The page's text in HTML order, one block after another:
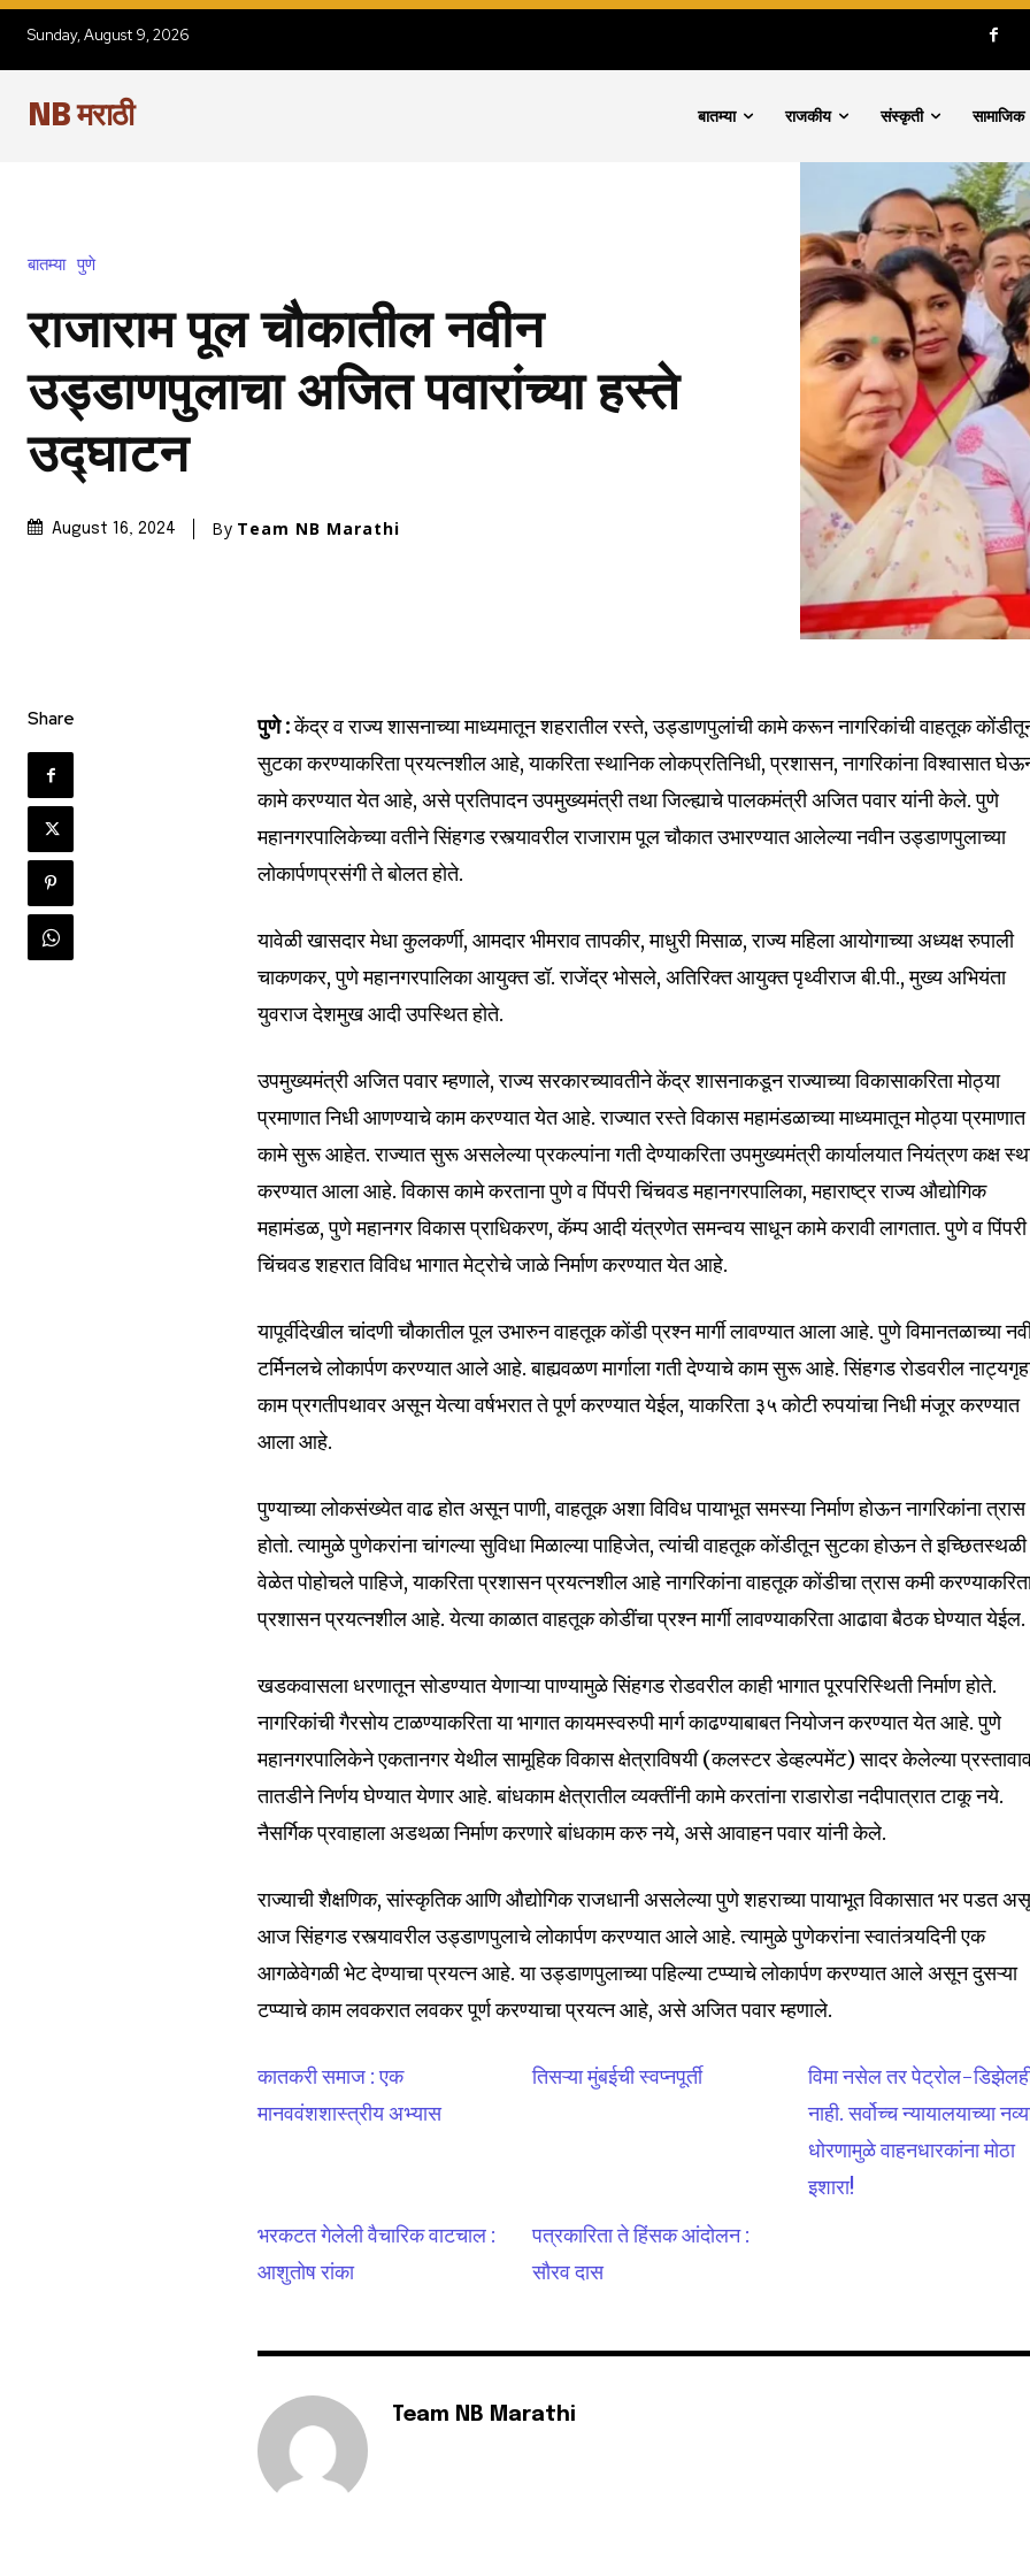
Join our community of
of the conversation.
To subscribe, simply enter your email address on our website or click
the subscribe button below. Don't worry, we respect your privacy and
won't spam your inbox. Your information is safe with us.
6,300
Fans Followers
Sunday, August 9, 2026
NB मराठी बातम्या राजकीय संस्कृती सामाजिक
बातम्या पुणे
राजाराम पूल चौकातील नवीन
उड्डाणपुलाचा अजित पवारांच्या हस्ते
उद्घाटन
August 16, 2024 By Team NB Marathi
Share पुणे :केंद्र व राज्य शासनाच्या माध्यमातून शहरातील रस्ते, उड्डाणपुलांची कामे करून नागरिकांची वाहतूक
सुटका करण्याकरिता प्रयत्नशील आहे, याकरिता स्थानिक लोकप्रतिनिधी, प्रशासन, नागरिकांना विश्वासात
कामे करण्यात येत आहे, असे प्रतिपादन उपमुख्यमंत्री तथा जिल्ह्याचे पालकमंत्री अजित पवार यांनी केले. पुणे
महानगरपालिकेच्या वतीने सिंहगड रस्त्यावरील राजाराम पूल चौकात उभारण्यात आलेल्या नवीन उड्डाणपुलाच्या
लोकार्पणप्रसंगी ते बोलत होते.
यावेळी खासदार मेधा कुलकर्णी, आमदार भीमराव तापकीर, माधुरी मिसाळ, राज्य महिला आयोगाच्या अध्यक्ष रुपाली
चाकणकर, पुणे महानगरपालिका आयुक्त डॉ. राजेंद्र भोसले, अतिरिक्त आयुक्त पृथ्वीराज बी.पी., मुख्य अभियंता
युवराज देशमुख आदी उपस्थित होते.
उपमुख्यमंत्री अजित पवार म्हणाले, राज्य सरकारच्यावतीने केंद्र शासनाकडून राज्याच्या विकासाकरिता मोठ्या
प्रमाणात निधी आणण्याचे काम करण्यात येत आहे. राज्यात रस्ते विकास महामंडळाच्या माध्यमातून मोठ्या प्रमाणात
कामे सुरू आहेत. राज्यात सुरू असलेल्या प्रकल्पांना गती देण्याकरिता उपमुख्यमंत्री कार्यालयात नियंत्रण कक्ष
करण्यात आला आहे. विकास कामे करताना पुणे व पिंपरी चिंचवड महानगरपालिका, महाराष्ट्र राज्य औद्योगिक
महामंडळ, पुणे महानगर विकास प्राधिकरण, कॅम्प आदी यंत्रणेत समन्वय साधून कामे करावी लागतात. पुणे व पिंपरी
चिंचवड शहरात विविध भागात मेट्रोचे जाळे निर्माण करण्यात येत आहे.
यापूर्वीदेखील चांदणी चौकातील पूल उभारुन वाहतूक कोंडी प्रश्न मार्गी लावण्यात आला आहे. पुणे विमानतळाच्या
टर्मिनलचे लोकार्पण करण्यात आले आहे. बाह्यवळण मार्गाला गती देण्याचे काम सुरू आहे. सिंहगड रोडवरील
काम प्रगतीपथावर असून येत्या वर्षभरात ते पूर्ण करण्यात येईल, याकरिता ३५ कोटी रुपयांचा निधी मंजूर करण्यात
आला आहे.
पुण्याच्या लोकसंख्येत वाढ होत असून पाणी, वाहतूक अशा विविध पायाभूत समस्या निर्माण होऊन नागरिकांना त्रास
होतो. त्यामुळे पुणेकरांना चांगल्या सुविधा मिळाल्या पाहिजेत, त्यांची वाहतूक कोंडीतून सुटका होऊन ते इच्छितस्थळी
वेळेत पोहोचले पाहिजे, याकरिता प्रशासन प्रयत्नशील आहे नागरिकांना वाहतूक कोंडीचा त्रास कमी
प्रशासन प्रयत्नशील आहे. येत्या काळात वाहतूक कोडींचा प्रश्न मार्गी लावण्याकरिता आढावा बैठक घेण्यात येईल.
खडकवासला धरणातून सोडण्यात येणाऱ्या पाण्यामुळे सिंहगड रोडवरील काही भागात पूरपरिस्थिती निर्माण होते.
नागरिकांची गैरसोय टाळण्याकरिता या भागात कायमस्वरुपी मार्ग काढण्याबाबत नियोजन करण्यात येत आहे. पुणे
महानगरपालिकेने एकतानगर येथील सामूहिक विकास क्षेत्राविषयी (कलस्टर डेव्हल्पमेंट) सादर केलेल्या
तातडीने निर्णय घेण्यात येणार आहे. बांधकाम क्षेत्रातील व्यक्तींनी कामे करतांना राडारोडा नदीपात्रात टाकू नये.
नैसर्गिक प्रवाहाला अडथळा निर्माण करणारे बांधकाम करु नये, असे आवाहन पवार यांनी केले.
राज्याची शैक्षणिक, सांस्कृतिक आणि औद्योगिक राजधानी असलेल्या पुणे शहराच्या पायाभूत विकासात भर पडत
आज सिंहगड रस्त्यावरील उड्डाणपुलाचे लोकार्पण करण्यात आले आहे. त्यामुळे पुणेकरांना स्वातंत्र्यदिनी एक
आगळेवेगळी भेट देण्याचा प्रयत्न आहे. या उड्डाणपुलाच्या पहिल्या टप्प्याचे लोकार्पण करण्यात आले असून दुसऱ्या
टप्प्याचे काम लवकरात लवकर पूर्ण करण्याचा प्रयत्न आहे, असे अजित पवार म्हणाले.
कातकरी समाज : एक
मानववंशशास्त्रीय अभ्यास
तिसऱ्या मुंबईची स्वप्नपूर्ती
विमा नसेल तर पेट्रोल-
नाही. सर्वोच्च न्यायालयाच्या
धोरणामुळे वाहनधारकांना मोठा
इशारा!
भरकटत गेलेली वैचारिक वाटचाल :
आशुतोष रांका
पत्रकारिता ते हिंसक आंदोलन :
सौरव दास
Team NB Marathi